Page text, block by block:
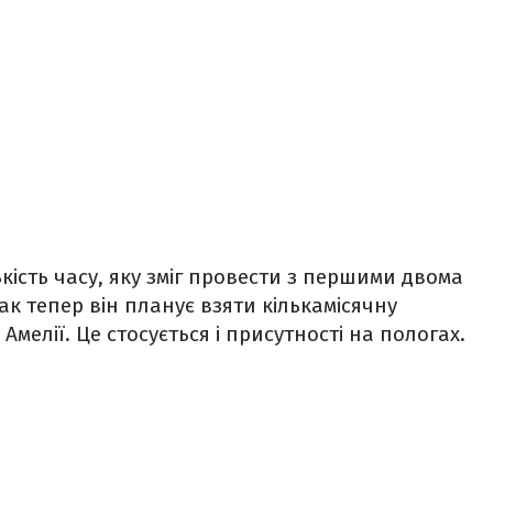
часу, яку зміг провести з першими двома
тепер він планує взяти кількамісячну
Це стосується і присутності на пологах.